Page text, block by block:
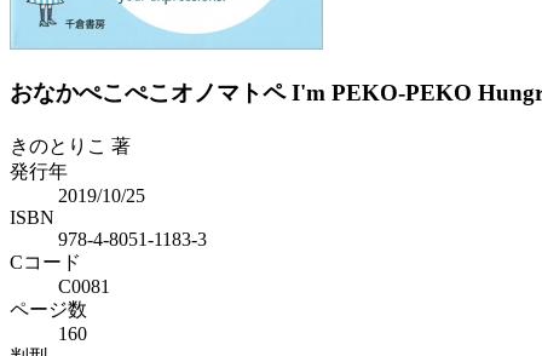
おなかぺこぺこオノマトペ I'm PEKO-PEKO
きのとりこ 著
発行年
2019/10/25
ISBN
978-4-8051-1183-3
Cコード
C0081
ページ数
160